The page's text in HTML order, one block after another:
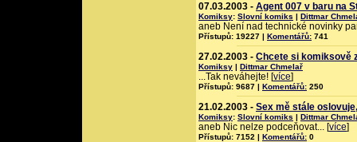
07.03.2003 - Agent 007 v baru na
Komiksy: Slovní komiks | Dittmar
aneb Není nad technické novinky
Přístupů: 19227 | Komentářů: 741
27.02.2003 - Chcete si komiksově
Komiksy | Dittmar Chmelař
...Tak neváhejte! [více]
Přístupů: 9687 | Komentářů: 250
21.02.2003 - Sex mě stále
Komiksy: Slovní komiks | Dittmar
aneb Nic nelze podceňovat... [více]
Přístupů: 7152 | Komentářů: 0